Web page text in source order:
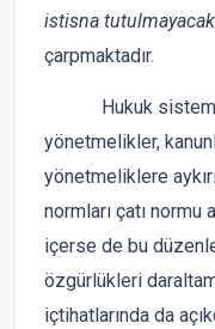
istisna
çarpmaktadır.
Hukuk
yönetmelikler,
yönetmeliklere
normları çatı normu
içerse de bu
özgürlükleri
içtihatlarında da